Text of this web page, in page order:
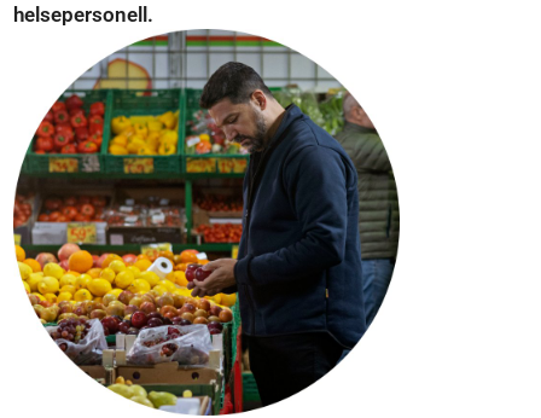
helsepersonell.